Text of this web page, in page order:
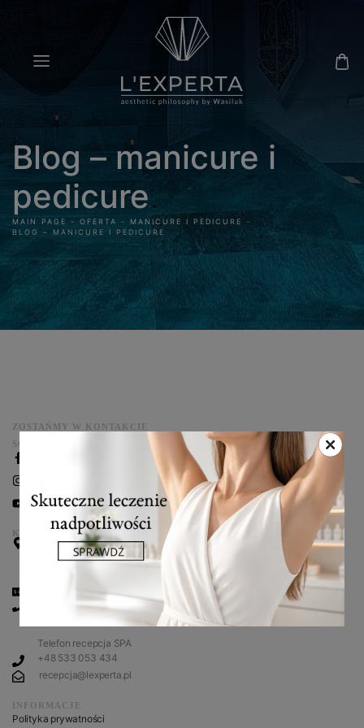
Blog – manicure i
pedicure
MAIN PAGE - OFERTA - MANICURE I PEDICURE
-
BLOG – MANICURE I PEDICURE
ZOSTAŃMY W KONTAKCIE
SOCIAL MEDIA
You Tube
KONTAKT
Klinika L’experta
ul. Przy Bażantarni 11 F
+48 530 666 966
Telefon recepcja SPA
+48 533 053 434
recepcja@lexperta.pl
INFORMACJE
Polityka prywatności